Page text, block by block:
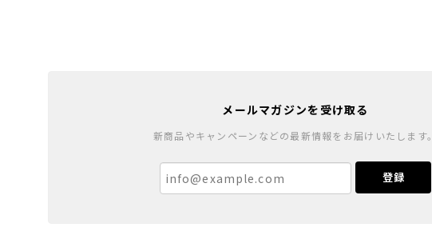
メールマガジンを受け取る
新商品やキャンペーンなどの最新情報をお届けいたします。
登録